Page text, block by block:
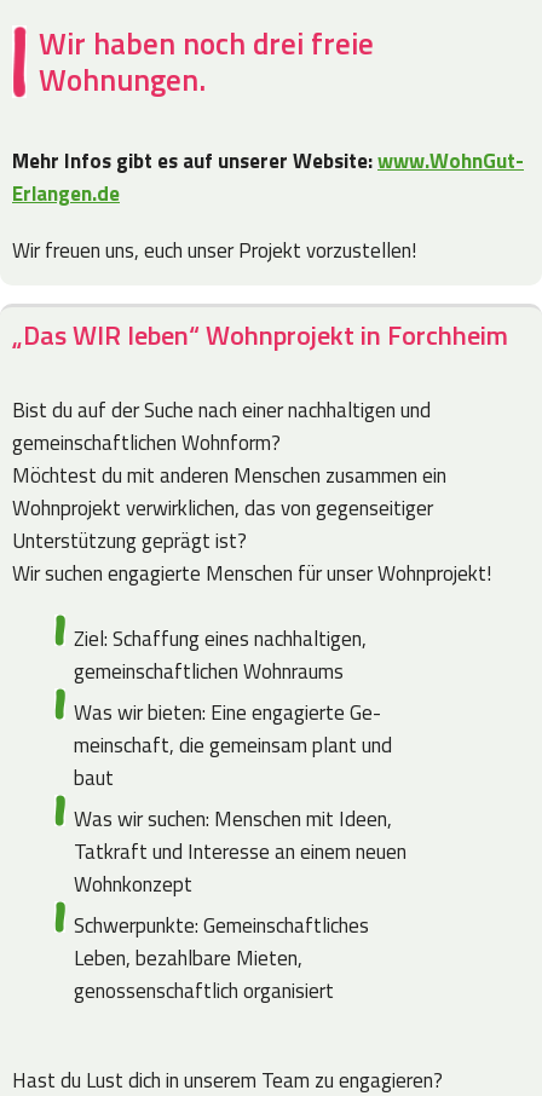
Wir haben noch drei freie
Wohnungen.
Mehr Infos gibt es auf unserer Website:www.WohnGut-
Erlangen.de
Wir freuen uns, euch unser Projekt vorzustellen!
„Das WIR leben“ Wohnprojekt in Forchheim
Bist du auf der Suche nach einer nachhaltigen und
gemeinschaftlichen Wohnform?
Möchtest du mit anderen Menschen zusammen ein
Wohnprojekt verwirklichen, das von gegenseitiger
Unterstützung geprägt ist?
Wir suchen engagierte Menschen für unser Wohnprojekt!
Ziel: Schaffung eines nachhaltigen,
gemeinschaftlichen Wohnraums
Was wir bieten: Eine engagierte Ge-
meinschaft, die gemeinsam plant und
baut
Was wir suchen: Menschen mit Ideen,
Tatkraft und Interesse an einem neuen
Wohnkonzept
Schwerpunkte: Gemeinschaftliches
Leben, bezahlbare Mieten,
genossenschaftlich organisiert
Hast du Lust dich in unserem Team zu engagieren?